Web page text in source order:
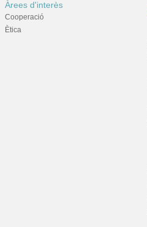
Àrees d'interès
Cooperació
Ètica